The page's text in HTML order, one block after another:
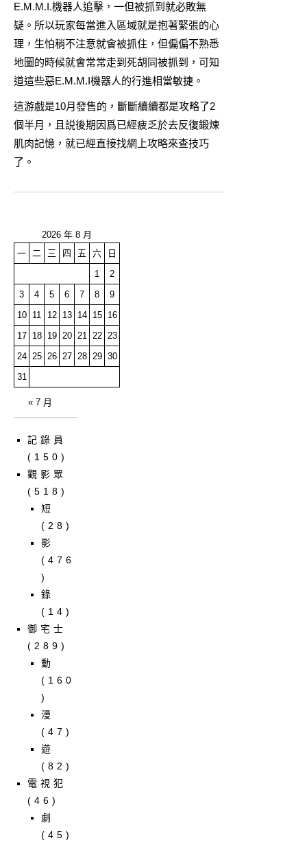
E.M.M.I.機器人追擊，一但被抓到就必敗無
疑。所以玩家每當進入區域就是抱著緊張的心
理，生怕稍不注意就會被抓住，但偏偏不熟悉
地圖的時候就會常常走到死胡同被抓到，可知
道這些惡E.M.M.I機器人的行進相當敏捷。
這游戲是10月發售的，斷斷續續都是攻略了2
個半月，且説後期因爲已經疲乏於去反復鍛煉
肌肉記憶，就已經直接找網上攻略來查技巧
了。
2026 年 8 月
一 二 三 四 五 六
日
1
2
3
4 5 6 7 8
9
10
11 12 13 14 15
16
17
18 19 20 21 22 23
24 25 26 27 28 29 30
31
« 7 月
記錄員
(150)
觀影眾
(518)
短
(28)
影
(476
)
錄
(14)
御宅士
(289)
動
(160
)
漫
(47)
遊
(82)
電視犯
(46)
劇
(45)